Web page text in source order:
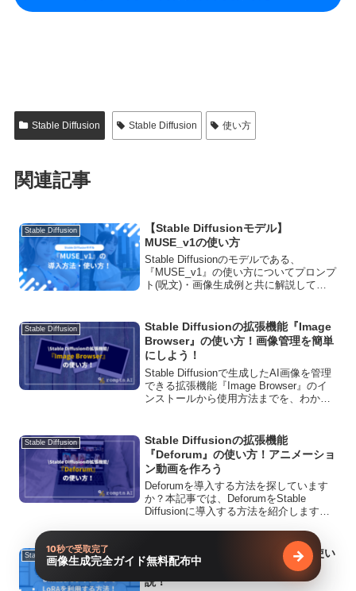
Stable Diffusion Stable Diffusion 使い方
関連記事
Stable Diffusion
【Stable Diffusionモデル】
MUSE_v1の使い方
Stable Diffusionのモデルである、
『MUSE_v1』の使い方についてプロンプ
ト(呪文)・画像生成例と共に解説してい
ています。
Stable Diffusion
Stable Diffusionの拡張機能『Image
Browser』の使い方！画像管理を簡単
にしよう！
Stable Diffusionで生成したAI画像を管理
できる拡張機能『Image Browser』のイ
ンストールから使用方法までを、わかり
的の画像を条件検索で見つけ出すことも
可能です。
Stable Diffusion
Stable Diffusionの拡張機能
『Deforum』の使い方！アニメーショ
ン動画を作ろう
Deforumを導入する方法を探しています
か？本記事では、DeforumをStable
Diffusionに導入する方法を紹介します。
プトと合わせて紹介しているので、読ん
Stable Diffusion
DiffusersライブラリでのLoRAの使い
方！複数LoRAを適用する方法も解
説！
10秒で受取完了
画像生成完全ガイド無料配布中 無料で受け
→